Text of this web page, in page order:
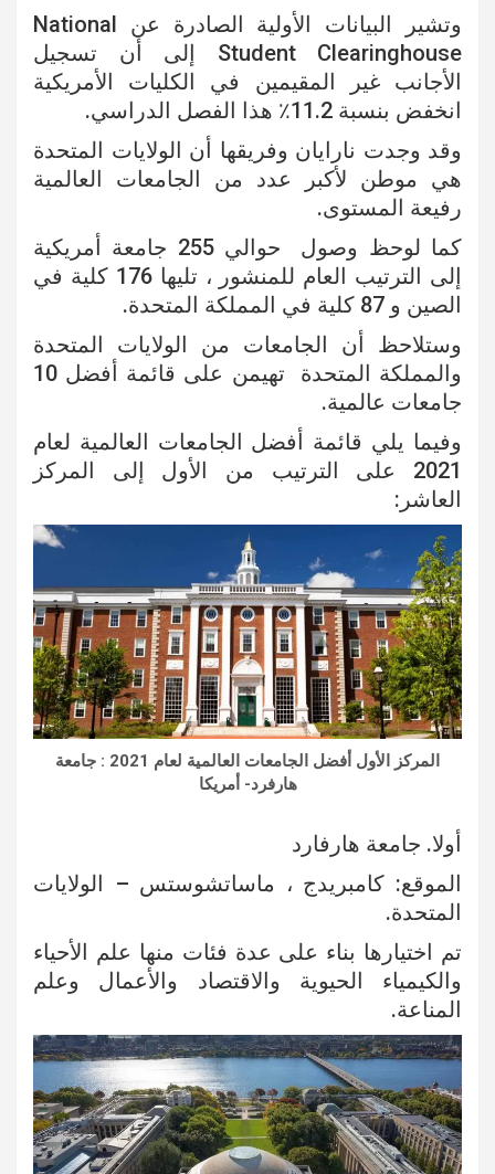
وتشير البيانات الأولية الصادرة عن National
Student Clearinghouse إلى أن تسجيل
الأجانب غير المقيمين في الكليات الأمريكية
انخفض بنسبة 11.2٪ هذا الفصل الدراسي.
وقد وجدت نارايان وفريقها أن الولايات المتحدة
هي موطن لأكبر عدد من الجامعات العالمية
رفيعة المستوى.
كما لوحظ وصول حوالي 255 جامعة أمريكية
إلى الترتيب العام للمنشور ، تليها 176 كلية في
الصين و 87 كلية في المملكة المتحدة.
وستلاحظ أن الجامعات من الولايات المتحدة
والمملكة المتحدة تهيمن على قائمة أفضل 10
جامعات عالمية.
وفيما يلي قائمة أفضل الجامعات العالمية لعام
2021 على الترتيب من الأول إلى المركز
العاشر:
المركز الأول أفضل الجامعات العالمية لعام 2021 : جامعة
هارفرد- أمريكا
أولا. جامعة هارفارد
الموقع: كامبريدج ، ماساتشوستس – الولايات
المتحدة.
تم اختيارها بناء على عدة فئات منها علم الأحياء
والكيمياء الحيوية والاقتصاد والأعمال وعلم
المناعة.